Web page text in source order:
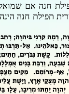
חנה אם
תפילת חנה
רָמָה קַרְנִי בַּיהוָה;
כֵּאלֹהֵינוּ. אַל-
קֶשֶׁת גִּבֹּרִים,
שִׁבְעָה, וְרַבַּת בָּנִים
אַף-מְרוֹמֵם. מֵקִים
מְצֻקֵי אֶרֶץ, וַיָּשֶׁת
יֵחַתּוּ מְרִיבָו, עָלָו